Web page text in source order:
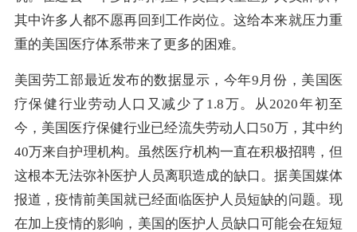
其中许多人都不愿再回到工作岗位。这给本来就压力重
重的美国医疗体系带来了更多的困难。
美国劳工部最近发布的数据显示，今年9月份，美国医
疗保健行业劳动人口又减少了1.8万。从2020年初至
今，美国医疗保健行业已经流失劳动人口50万，其中约
40万来自护理机构。虽然医疗机构一直在积极招聘，但
这根本无法弥补医护人员离职造成的缺口。据美国媒体
报道，疫情前美国就已经面临医护人员短缺的问题。现
在加上疫情的影响，美国的医护人员缺口可能会在短短